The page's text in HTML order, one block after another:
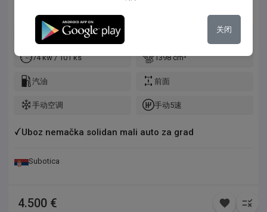
158.000 km
74 kw / 101 ks 1398 cm³
汽油 前面
手动空调 手动5速
Uboz nemačka solidan mali auto za grad
Subotica
4.500 €
关闭